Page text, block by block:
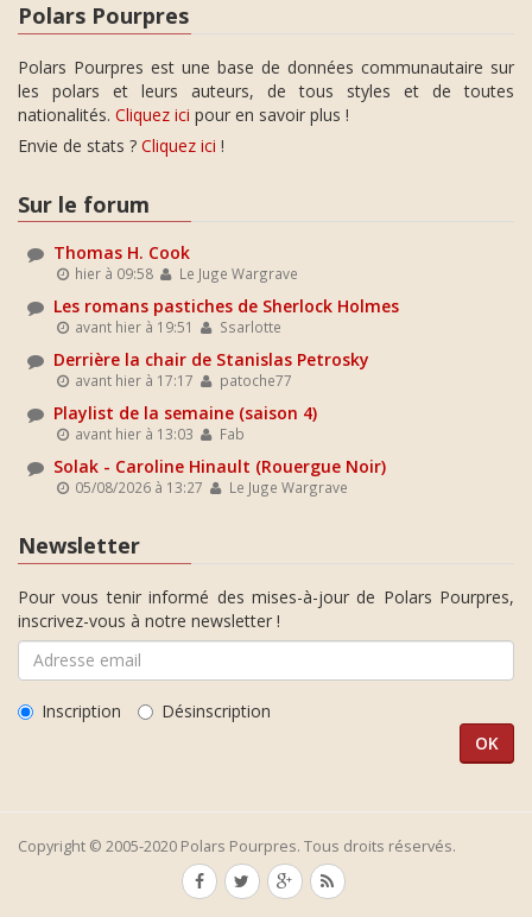
Polars Pourpres
Polars Pourpres est une base de données communautaire sur
les polars et leurs auteurs, de tous styles et de toutes
nationalités. Cliquez ici pour en savoir plus !
Envie de stats ? Cliquez ici !
Sur le forum
Thomas H. Cook
hier à 09:58 Le Juge Wargrave
Les romans pastiches de Sherlock Holmes
avant hier à 19:51 Ssarlotte
Derrière la chair de Stanislas Petrosky
avant hier à 17:17 patoche77
Playlist de la semaine (saison 4)
avant hier à 13:03 Fab
Solak - Caroline Hinault (Rouergue Noir)
05/08/2026 à 13:27 Le Juge Wargrave
Newsletter
Pour vous tenir informé des mises-à-jour de Polars Pourpres,
inscrivez-vous à notre newsletter !
Inscription Désinscription
Copyright © 2005-2020 Polars Pourpres. Tous droits réservés.